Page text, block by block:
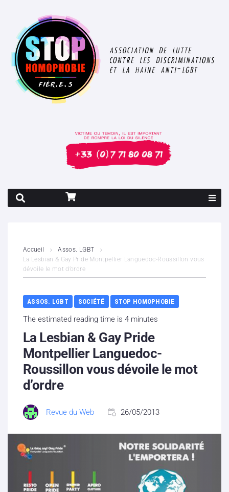
Contenus litigieux
Nous soutenir
Boutique
Partenaires
Contacts
Accueil
Assos. LGBT
La Lesbian & Gay Pride Montpellier Languedoc-Roussillon vous
dévoile le mot d’ordre
ASSOS. LGBT SOCIÉTÉ STOP HOMOPHOBIE
The estimated reading time is 4 minutes
La Lesbian & Gay Pride
Montpellier Languedoc-
Roussillon vous dévoile le mot
d’ordre
Revue du Web 26/05/2013